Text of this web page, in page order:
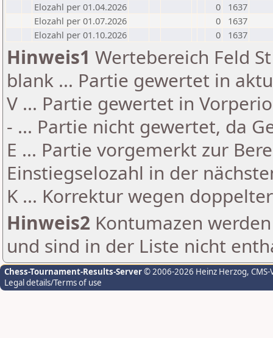
Elozahl per 01.04.2026
0
1637
Elozahl per 01.07.2026
0
1637
Elozahl per 01.10.2026
0 1637
Hinweis1 Wertebereich Feld
blank ... Partie gewertet in
V ... Partie gewertet in
- ... Partie nicht gewertet, da
E ... Partie vorgemerkt zur
Einstiegselozahl in der
K ... Korrektur wegen
Hinweis2 Kontumazen
und sind in der Liste nicht
Chess-Tournament-Results-Server© 2006-2026 Heinz Herzog,
Legal details/Terms of use